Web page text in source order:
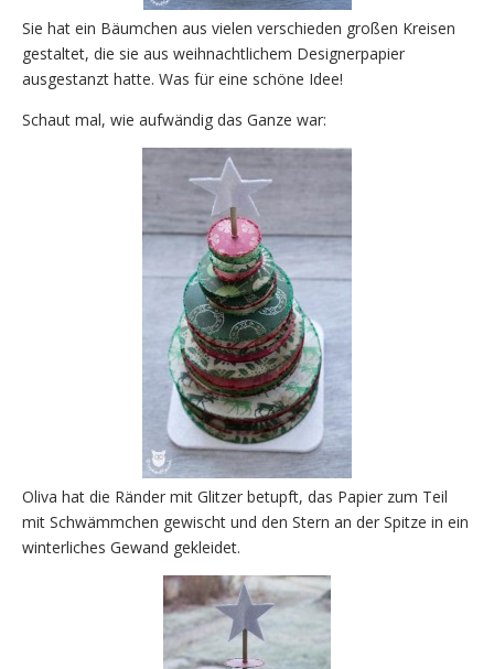
Sie hat ein Bäumchen aus vielen verschieden großen Kreisen
gestaltet, die sie aus weihnachtlichem Designerpapier
ausgestanzt hatte. Was für eine schöne Idee!
Schaut mal, wie aufwändig das Ganze war:
Oliva hat die Ränder mit Glitzer betupft, das Papier zum Teil
mit Schwämmchen gewischt und den Stern an der Spitze in ein
winterliches Gewand gekleidet.